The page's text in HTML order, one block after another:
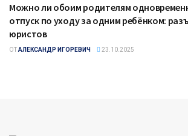
Можно ли обоим родителям
отпуск по уходу за одним ребёнком:
юристов
ОТАЛЕКСАНДР ИГОРЕВИЧ 23.10.2025